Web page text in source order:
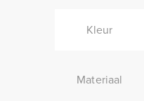
Kleur
Materiaal